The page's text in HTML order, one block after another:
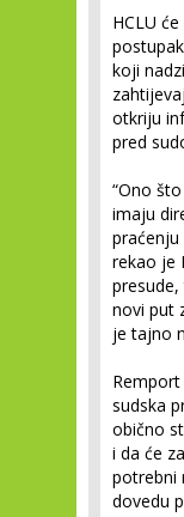
HCLU
koji
otkriju
pred
“Ono
imaju
rekao je
novi put
je tajno
sudska
obično
i da će
potrebni
dovedu